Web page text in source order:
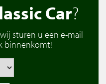
Car?
sturen u een e-mail
binnenkomt!